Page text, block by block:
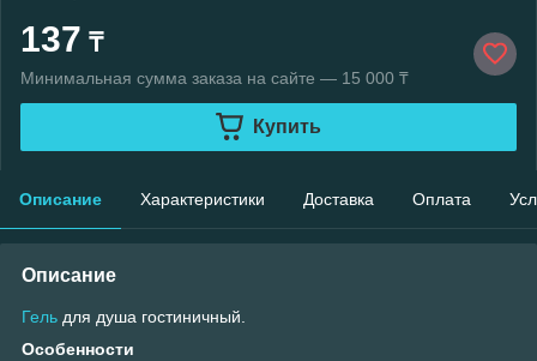
137 ₸
Минимальная сумма заказа на сайте — 15 000 ₸
Купить
Описание Характеристики Доставка Оплата
Описание
Гель для душа гостиничный.
Особенности